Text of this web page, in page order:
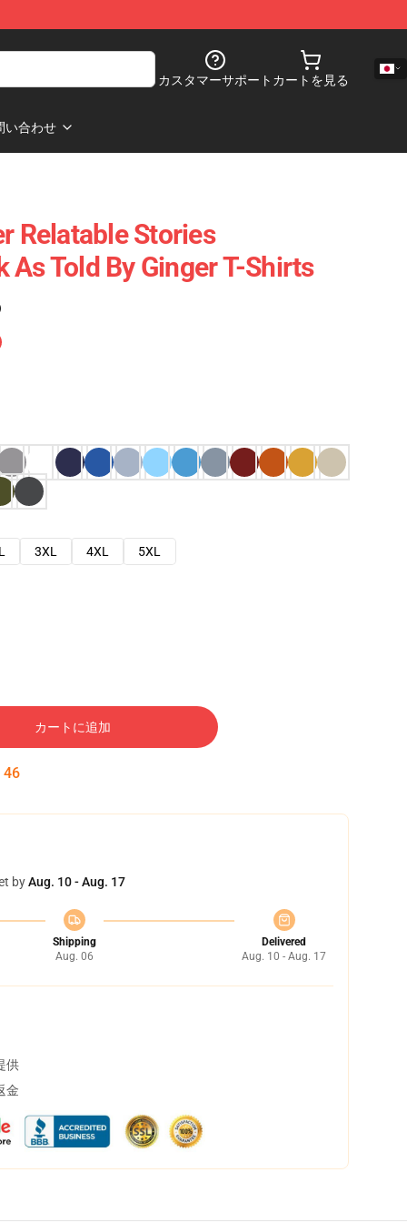
カスタマーサポート カートを見る
い合わせ
Relatable Stories
As Told By Ginger T-Shirts
3XL 4XL
5XL
カートに追加
45
byAug. 10 - Aug. 17
Shipping
Aug. 06
Delivered
Aug. 10 - Aug. 17
供
金